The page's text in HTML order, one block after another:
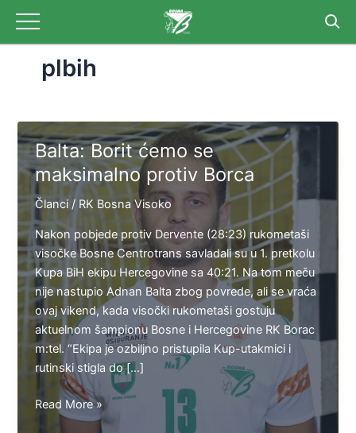
content
plbih
Balta: Borit ćemo se
maksimalno protiv Borca
Članci / RK Bosna Visoko
Nakon pobjede protiv Dervente (28:23) rukometaši
visočke Bosne Centrotrans savladali su u 1. pretkolu
Kupa BiH ekipu Hercegovine sa 40:21. Na tom meču
nije nastupio Adnan Balta zbog povrede, ali se vraća
ovaj vikend, kada visočki rukometaši gostuju
aktuelnom šampionu Bosne i Hercegovine RK Borac
m:tel. “Ekipa je ozbiljno pristupila Kup-utakmici i
rutinski stigla do […]
Balta:
Read More »
pagination